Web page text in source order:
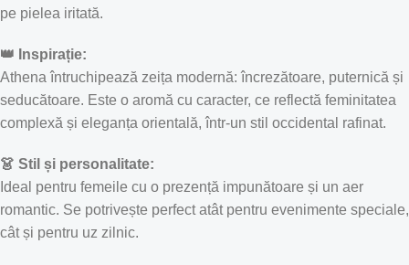
pe pielea iritată.
👑 Inspirație:
Athena întruchipează zeița modernă: încrezătoare, puternică și
seducătoare. Este o aromă cu caracter, ce reflectă feminitatea
complexă și eleganța orientală, într-un stil occidental rafinat.
👗 Stil și personalitate:
Ideal pentru femeile cu o prezență impunătoare și un aer
romantic. Se potrivește perfect atât pentru evenimente speciale,
cât și pentru uz zilnic.